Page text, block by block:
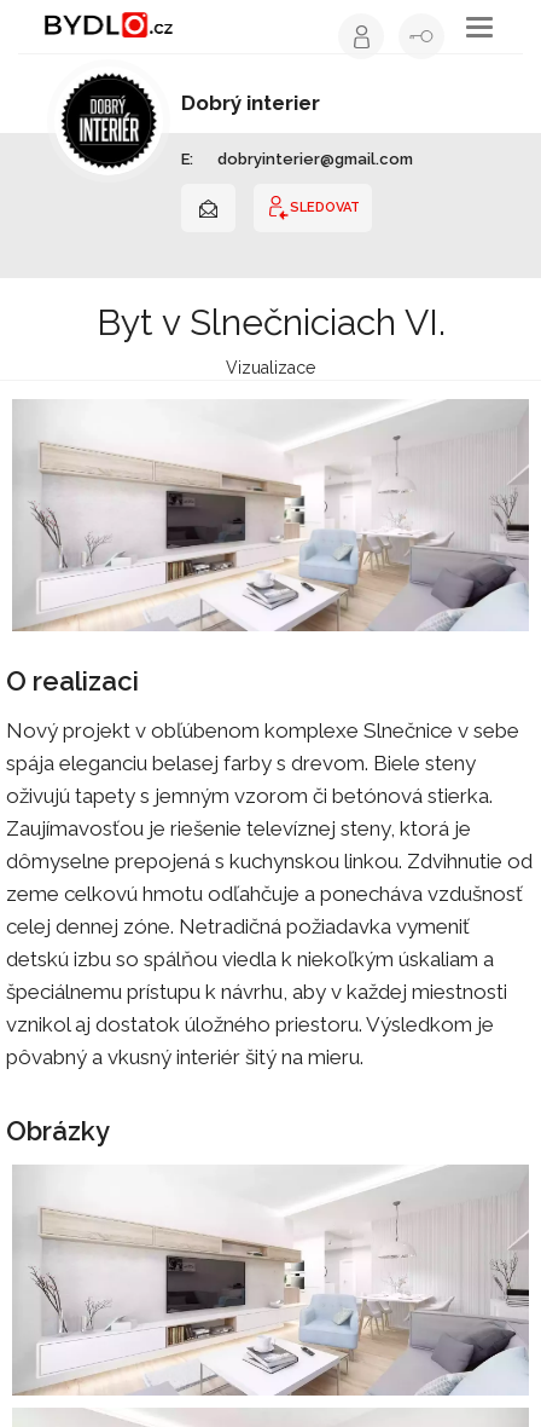
Toggle
Dobrý interier
E: dobryinterier@gmail.com
SLEDOVAT
Byt v Slnečniciach VI.
Vizualizace
O realizaci
Nový projekt v obľúbenom komplexe Slnečnice v sebe
spája eleganciu belasej farby s drevom. Biele steny
oživujú tapety s jemným vzorom či betónová stierka.
Zaujímavosťou je riešenie televíznej steny, ktorá je
dômyselne prepojená s kuchynskou linkou. Zdvihnutie od
zeme celkovú hmotu odľahčuje a ponecháva vzdušnosť
celej dennej zóne. Netradičná požiadavka vymeniť
detskú izbu so spálňou viedla k niekoľkým úskaliam a
špeciálnemu prístupu k návrhu, aby v každej miestnosti
vznikol aj dostatok úložného priestoru. Výsledkom je
pôvabný a vkusný interiér šitý na mieru.
Obrázky